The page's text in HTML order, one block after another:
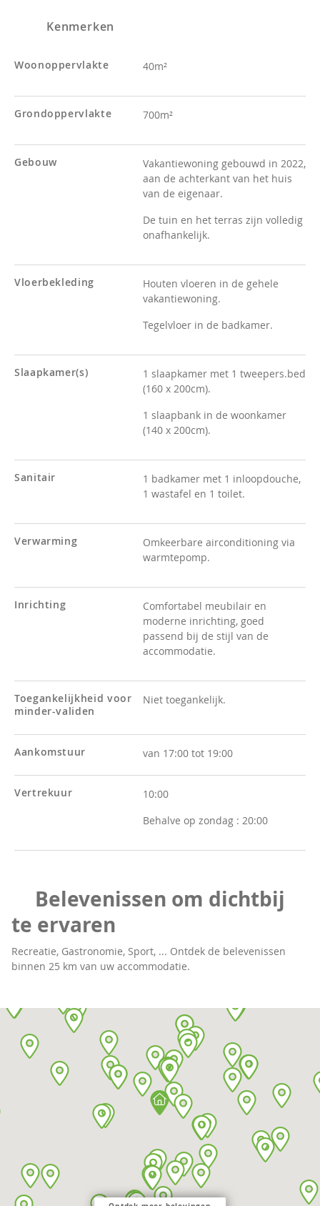
Kenmerken
Woonoppervlakte 40m²
Grondoppervlakte 700m²
Gebouw
Vakantiewoning gebouwd in 2022,
aan de achterkant van het huis
van de eigenaar.
De tuin en het terras zijn volledig
onafhankelijk.
Vloerbekleding
Houten vloeren in de gehele
vakantiewoning.
Tegelvloer in de badkamer.
Slaapkamer(s)
1 slaapkamer met 1 tweepers.bed
(160 x 200cm).
1 slaapbank in de woonkamer
(140 x 200cm).
Sanitair
1 badkamer met 1 inloopdouche,
1 wastafel en 1 toilet.
Verwarming
Omkeerbare airconditioning via
warmtepomp.
Inrichting
Comfortabel meubilair en
moderne inrichting, goed
passend bij de stijl van de
accommodatie.
Toegankelijkheid voor
minder-validen
Niet toegankelijk.
Aankomstuur van 17:00 tot 19:00
Vertrekuur
10:00
Behalve op zondag : 20:00
Belevenissen om dichtbij
te ervaren
Recreatie, Gastronomie, Sport, ... Ontdek de belevenissen
binnen 25 km van uw accommodatie.